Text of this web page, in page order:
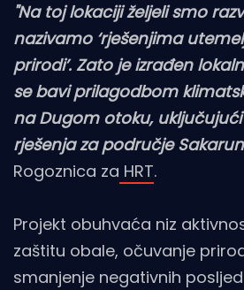
"Na toj lokaciji željeli smo
nazivamo ‘rješenjima
prirodi’. Zato je izrađen
se bavi prilagodbom
na Dugom otoku,
rješenja za područje
Rogoznica za HRT.
Projekt obuhvaća niz
zaštitu obale, očuvanje
smanjenje negativnih